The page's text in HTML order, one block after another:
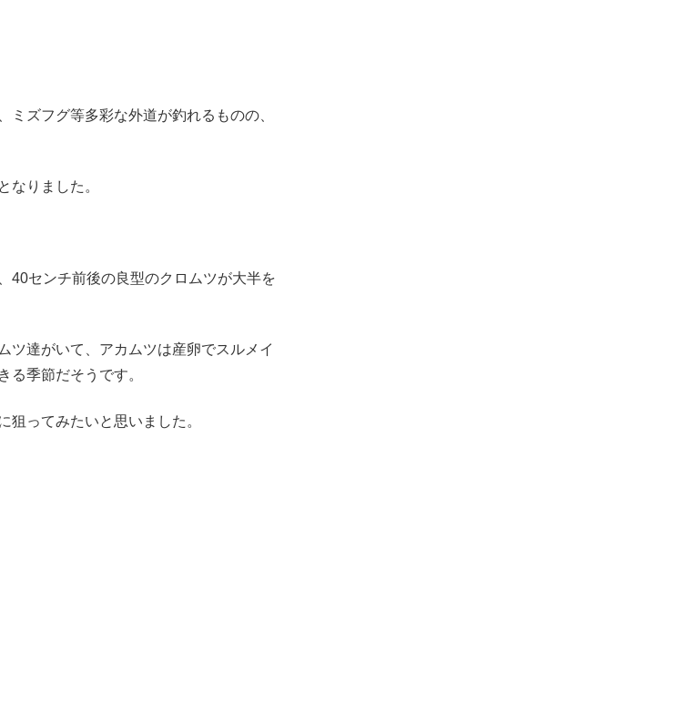
ズフグ等多彩な外道が釣れるものの、
なりました。
40センチ前後の良型のクロムツが大半を
ツ達がいて、アカムツは産卵でスルメイ
る季節だそうです。
ってみたいと思いました。